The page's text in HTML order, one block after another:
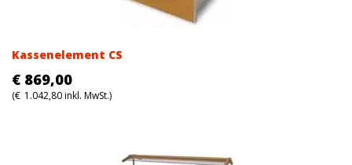
Kassenelement CS
€ 869,00
(€ 1.042,80inkl. MwSt.)